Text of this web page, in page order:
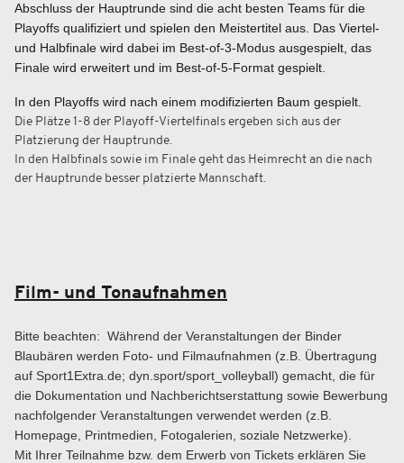
Abschluss der Hauptrunde sind die acht besten Teams für die
Playoffs qualifiziert und spielen den Meistertitel aus. Das Viertel-
und Halbfinale wird dabei im Best-of-3-Modus ausgespielt, das
Finale wird erweitert und im Best-of-5-Format gespielt.
In den Playoffs wird nach einem modifizierten Baum gespielt.
Die Plätze 1-8 der Playoff-Viertelfinals ergeben sich aus der
Platzierung der Hauptrunde.
In den Halbfinals sowie im Finale geht das Heimrecht an die nach
der Hauptrunde besser platzierte Mannschaft.
Film- und Tonaufnahmen
Bitte beachten: Während der Veranstaltungen der Binder
Blaubären werden Foto- und Filmaufnahmen (z.B. Übertragung
auf Sport1Extra.de; dyn.sport/sport_volleyball) gemacht, die für
die Dokumentation und Nachberichtserstattung sowie Bewerbung
nachfolgender Veranstaltungen verwendet werden (z.B.
Homepage, Printmedien, Fotogalerien, soziale Netzwerke).
Mit Ihrer Teilnahme bzw. dem Erwerb von Tickets erklären Sie